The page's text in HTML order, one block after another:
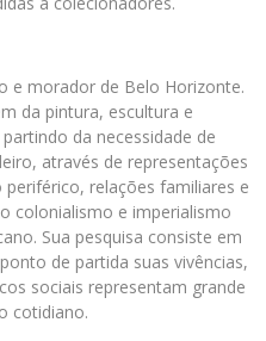
e morador de Belo Horizonte.
da pintura, escultura e
da necessidade de
através de representações
relações familiares e
colonialismo e imperialismo
Sua pesquisa consiste em
de partida suas vivências,
sociais representam grande
cotidiano.